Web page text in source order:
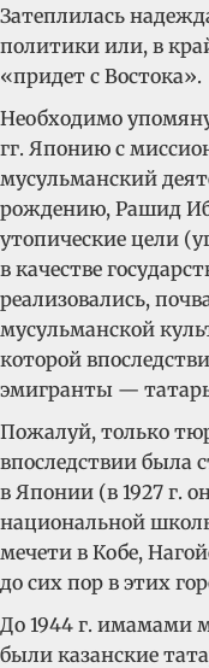
Затеплилась
политики или, в
«придет с Востока».
Необходимо
гг. Японию с
мусульманский
рождению, Рашид
утопические цели
в качестве
реализовались,
мусульманской
которой
эмигранты —
Пожалуй, только
впоследствии была
в Японии (в 1927 г.
национальной
мечети в Кобе,
до сих пор в этих
До 1944 г. имамами
были казанские